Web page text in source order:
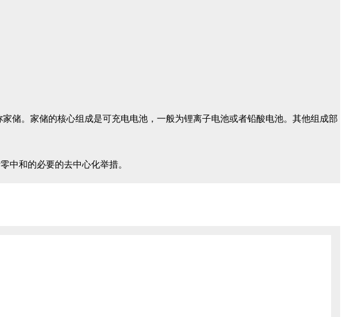
储。 家储的核心组成是可充电电池，一般为锂离子电池或者铅酸电池。 其他组成部
中和的必要的去中心化举措。